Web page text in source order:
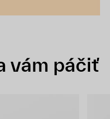
vám páčiť